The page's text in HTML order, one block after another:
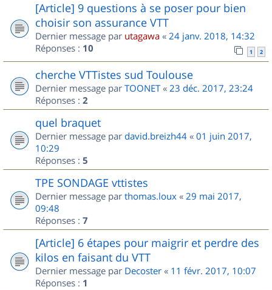
[Article] 9 questions à se poser pour bien
choisir son assurance VTT
Dernier message par utagawa « 24 janv. 2018, 14:32
Réponses : 10 1 2
cherche VTTistes sud Toulouse
Dernier message par TOONET« 23 déc. 2017, 23:24
Réponses : 2
quel braquet
Dernier message par david.breizh44 « 01 juin 2017,
10:29
Réponses : 5
TPE SONDAGE vttistes
Dernier message par thomas.loux « 29 mai 2017,
09:48
Réponses : 7
[Article] 6 étapes pour maigrir et perdre des
kilos en faisant du VTT
Dernier message par Decoster « 11 févr. 2017, 10:07
Réponses : 1